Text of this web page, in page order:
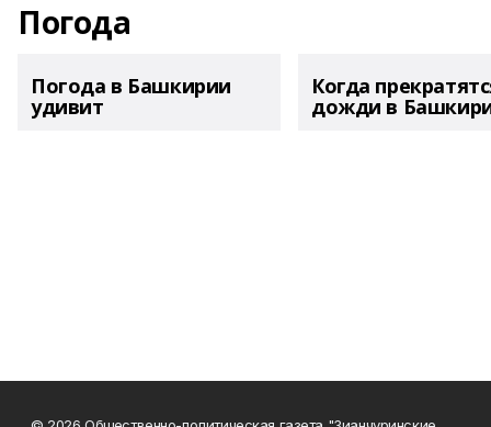
Погода
Погода в Башкирии
удивит
Когда
дожди в